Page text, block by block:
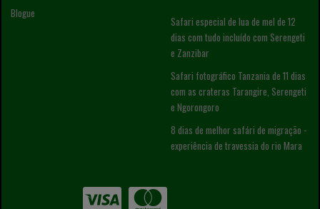
Blogue
Safari especial de lua de mel de 12
dias com tudo incluído com Serengeti
e Zanzibar
Safari fotográfico Tanzania de 11 dias
com as crateras Tarangire, Serengeti
e Ngorongoro
8 dias de melhor safári de migração -
experiência de travessia do rio Mara